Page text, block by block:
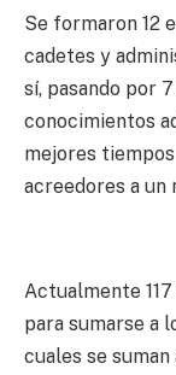
Se formaron 12
cadetes y
sí, pasando por
conocimientos
mejores
acreedores a
Actualmente
para sumarse a
cuales se